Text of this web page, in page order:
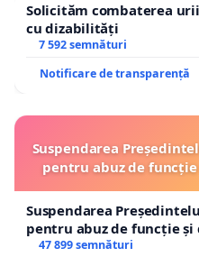
Solicităm combaterea
cu dizabilități
7 592 semnături
Notificare de transparență
Suspendarea
pentru abuz de
Suspendarea
pentru abuz de funcție
47 899 semnături